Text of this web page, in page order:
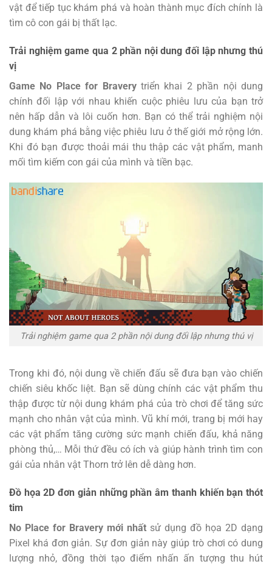
vật để tiếp tục khám phá và hoàn thành mục đích chính là
tìm cô con gái bị thất lạc.
Trải nghiệm game qua 2 phần nội dung đối lập nhưng thú
vị
Game No Place for Braverytriển khai 2 phần nội dung
chính đối lập với nhau khiến cuộc phiêu lưu của bạn trở
nên hấp dẫn và lôi cuốn hơn. Bạn có thể trải nghiệm nội
dung khám phá bằng việc phiêu lưu ở thế giới mở rộng lớn.
Khi đó bạn được thoải mái thu thập các vật phẩm, manh
mối tìm kiếm con gái của mình và tiền bạc.
Trải nghiệm game qua 2 phần nội dung đối lập nhưng thú vị
Trong khi đó, nội dung về chiến đấu sẽ đưa bạn vào chiến
chiến siêu khốc liệt. Bạn sẽ dùng chính các vật phẩm thu
thập được từ nội dung khám phá của trò chơi để tăng sức
mạnh cho nhân vật của mình. Vũ khí mới, trang bị mới hay
các vật phẩm tăng cường sức mạnh chiến đấu, khả năng
phòng thủ,… Mỗi thứ đều có ích và giúp hành trình tìm con
gái của nhân vật Thorn trở lên dễ dàng hơn.
Đồ họa 2D đơn giản những phần âm thanh khiến bạn thót
tim
No Place for Bravery mới nhất sử dụng đồ họa 2D dạng
Pixel khá đơn giản. Sự đơn giản này giúp trò chơi có dung
lượng nhỏ, đồng thời tạo điểm nhấn ấn tượng thu hút